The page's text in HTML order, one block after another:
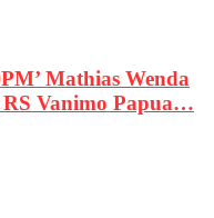
Mathias Wenda
Vanimo Papua…